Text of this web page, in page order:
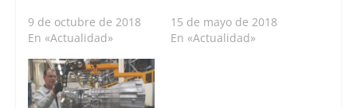
9 de octubre de 2018
En «Actualidad»
15 de mayo de 2018
En «Actualidad»